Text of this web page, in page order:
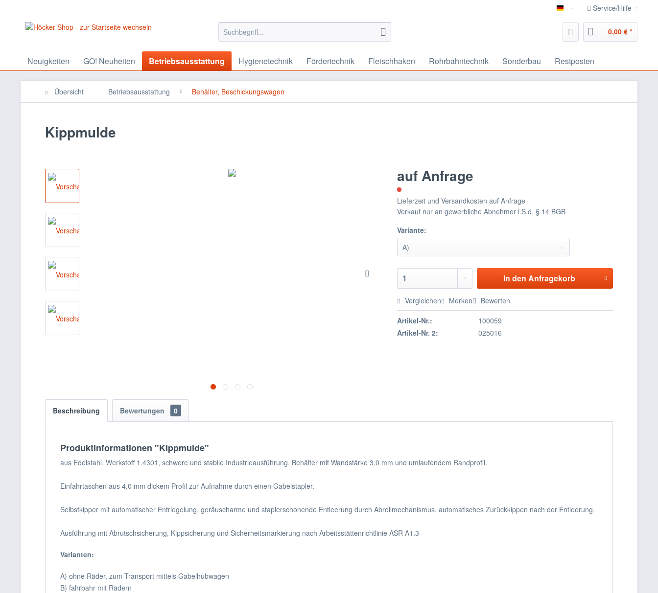
deutsch Service/Hilfe
0,00 € *
Neuigkeiten GO! Neuheiten Betriebsausstattung Hygienetechnik Fördertechnik Fleischhaken Rohrbahntechnik Sonderbau Restposten
Übersicht Betriebsausstattung Behälter, Beschickungswagen
Kippmulde
auf Anfrage
Lieferzeit und Versandkosten auf Anfrage
Verkauf nur an gewerbliche Abnehmer i.S.d. § 14 BGB
Variante:
In den Anfragekorb
Vergleichen Merken Bewerten
Artikel-Nr.:
100059
Artikel-Nr. 2:
025016
Beschreibung Bewertungen 0
Produktinformationen "Kippmulde"
aus Edelstahl, Werkstoff 1.4301, schwere und stabile Industrieausführung, Behälter mit Wandstärke 3,0 mm und umlaufendem Randprofil.
Einfahrtaschen aus 4,0 mm dickem Profil zur Aufnahme durch einen Gabelstapler.
Selbstkipper mit automatischer Entriegelung, geräuscharme und staplerschonende Entleerung durch Abrollmechanismus, automatisches Zurückkippen nach der Entleerung.
Ausführung mit Abrutschsicherung, Kippsicherung und Sicherheitsmarkierung nach Arbeitsstättenrichtlinie ASR A1.3
Varianten:
A) ohne Räder, zum Transport mittels Gabelhubwagen
B) fahrbahr mit Rädern